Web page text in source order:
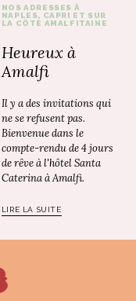
NOS ADRESSES À
NAPLES, CAPRI ET SUR
LA CÔTE AMALFITAINE
Heureux à
Amalfi
Il y a des invitations qui
ne se refusent pas.
Bienvenue dans le
compte-rendu de 4 jours
de rêve à l'hôtel Santa
Caterina à Amalfi.
LIRE LA SUITE